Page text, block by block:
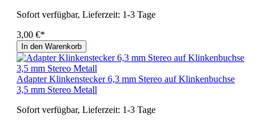
Sofort verfügbar, Lieferzeit: 1-3 Tage
3,00 €*
In den Warenkorb
Adapter Klinkenstecker 6,3 mm Stereo auf Klinkenbuchse
3,5 mm Stereo Metall
Sofort verfügbar, Lieferzeit: 1-3 Tage